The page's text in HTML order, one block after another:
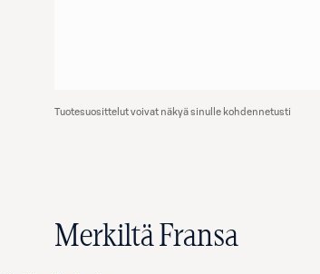
Tuotesuosittelut voivat näkyä sinulle kohdennetusti
Merkiltä Fransa